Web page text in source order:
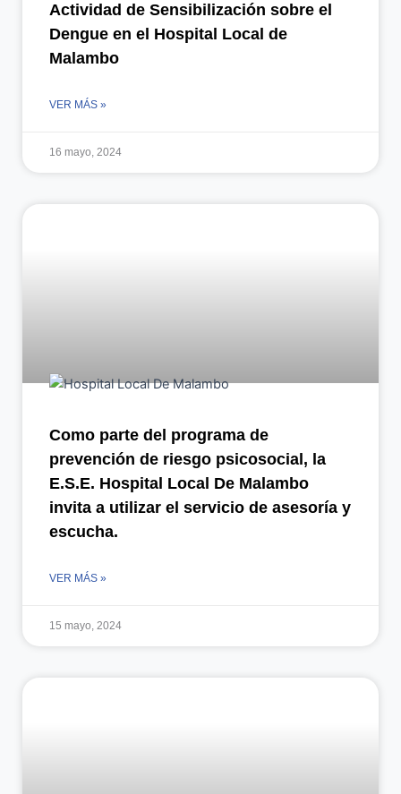
Actividad de Sensibilización sobre el
Dengue en el Hospital Local de
Malambo
VER MÁS »
16 mayo, 2024
Como parte del programa de
prevención de riesgo psicosocial, la
E.S.E. Hospital Local De Malambo
invita a utilizar el servicio de asesoría y
escucha.
VER MÁS »
15 mayo, 2024